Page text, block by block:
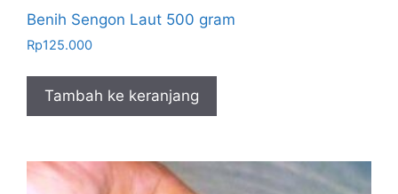
Benih Sengon Laut 500 gram
Rp125.000
Tambah ke keranjang